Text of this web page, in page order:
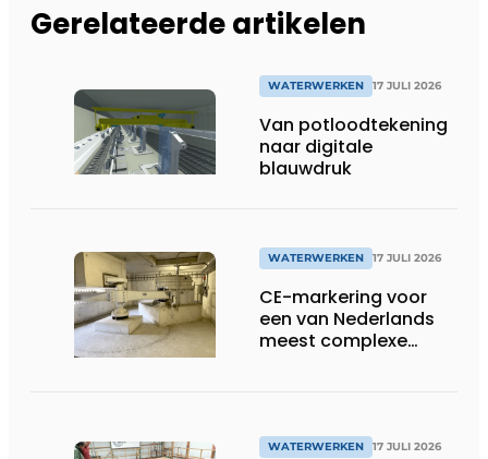
Gerelateerde artikelen
WATERWERKEN 17 JULI 2026
Van potloodtekening
naar digitale
blauwdruk
WATERWERKEN 17 JULI 2026
CE-markering voor
een van Nederlands
meest complexe
WATERWERKEN 17 JULI 2026